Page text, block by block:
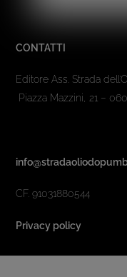
CONTATTI
Editore Ass. Strada
Piazza Mazzini, 21 –
CF. 91031880544
Privacy policy